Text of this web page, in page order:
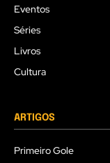
Eventos
Séries
Livros
Cultura
ARTIGOS
Primeiro Gole